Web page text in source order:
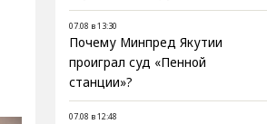
07.08 в 13:30
Почему Минпред Якутии
проиграл суд «Пенной
станции»?
07.08 в 12:48